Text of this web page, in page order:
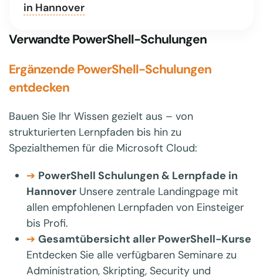
in Hannover
Verwandte PowerShell-Schulungen
Ergänzende PowerShell-Schulungen
entdecken
Bauen Sie Ihr Wissen gezielt aus – von
strukturierten Lernpfaden bis hin zu
Spezialthemen für die Microsoft Cloud:
➔ PowerShell Schulungen & Lernpfade in
Hannover Unsere zentrale Landingpage mit
allen empfohlenen Lernpfaden von Einsteiger
bis Profi.
➔ Gesamtübersicht aller PowerShell-Kurse
Entdecken Sie alle verfügbaren Seminare zu
Administration, Skripting, Security und